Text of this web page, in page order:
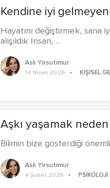
Kendine iyi
Hayatını değiştirmek, sana
alışıldık İnsan, …
Aslı Yirsutimur
14 Nisan 2026 KIŞISEL
Aşkı yaşamak
Bilimin bize gösterdiği
Aslı Yirsutimur
4 Şubat 2026 PSIKOLOJI